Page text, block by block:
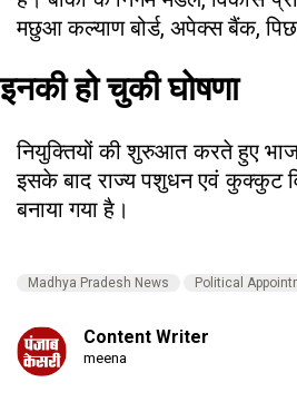
मछुआ कल्याण बोर्ड, अपेक्स बैंक,
इनकी हो चुकी घोषणा
नियुक्तियों की शुरुआत करते हुए
इसके बाद राज्य पशुधन एवं कुक्कुट
बनाया गया है।
Madhya Pradesh News Political
Content Writer
meena